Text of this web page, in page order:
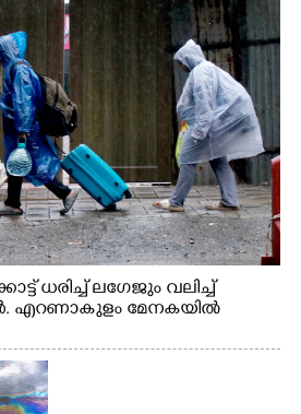
ധരിച്ച് ലഗേജും വലിച്ച്
എറണാകുളം മേനകയിൽ